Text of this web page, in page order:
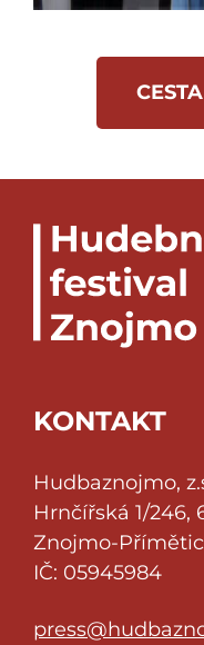
KONTAKT
Hudbaznojmo,
Hrnčířská 1/246,
Znojmo-
IČ: 05945984